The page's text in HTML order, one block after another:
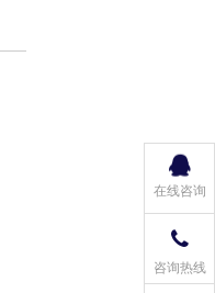
在线咨询
咨询热线